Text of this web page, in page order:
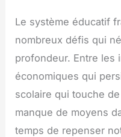
Le système éducatif
nombreux défis qui
profondeur. Entre les
économiques qui
scolaire qui touche
manque de moyens
temps de repenser